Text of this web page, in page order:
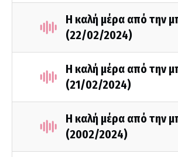
Η καλή μέρα από την
(22/02/2024)
Η καλή μέρα από την
(21/02/2024)
Η καλή μέρα από την
(2002/2024)